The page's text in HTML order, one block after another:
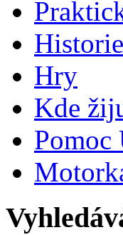
Historie
Hry
Kde
Pomoc